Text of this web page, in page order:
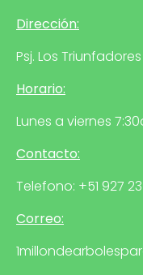
Dirección:
Psj. Los
Horario:
Lunes a viernes
Contacto:
Telefono: +51 927
Correo: